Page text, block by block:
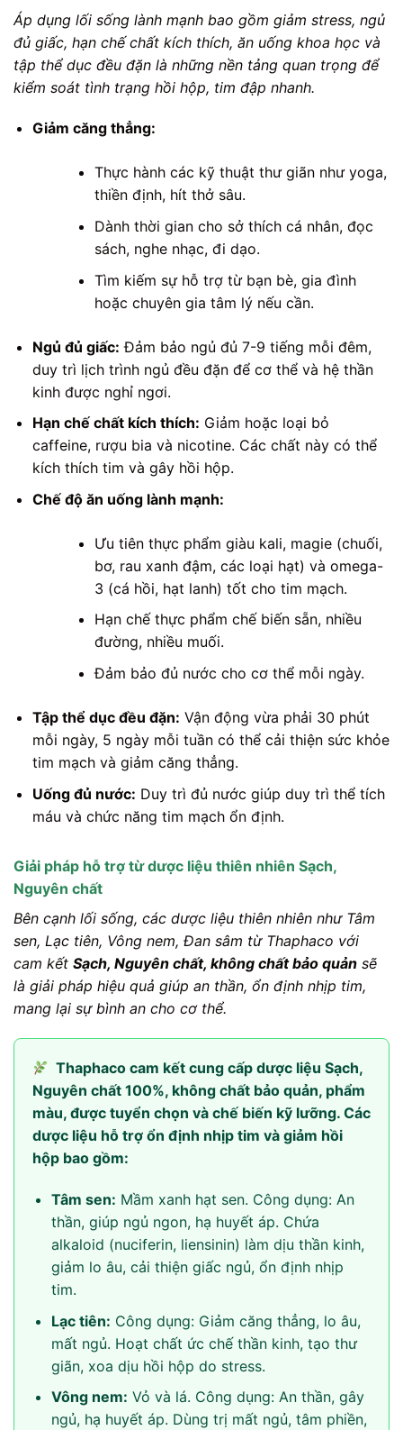
Áp dụng lối sống lành mạnh bao gồm giảm stress, ngủ
đủ giấc, hạn chế chất kích thích, ăn uống khoa học và
tập thể dục đều đặn là những nền tảng quan trọng để
kiểm soát tình trạng hồi hộp, tim đập nhanh.
Giảm căng thẳng:
Thực hành các kỹ thuật thư giãn như yoga,
thiền định, hít thở sâu.
Dành thời gian cho sở thích cá nhân, đọc
sách, nghe nhạc, đi dạo.
Tìm kiếm sự hỗ trợ từ bạn bè, gia đình
hoặc chuyên gia tâm lý nếu cần.
Ngủ đủ giấc: Đảm bảo ngủ đủ 7-9 tiếng mỗi đêm,
duy trì lịch trình ngủ đều đặn để cơ thể và hệ thần
kinh được nghỉ ngơi.
Hạn chế chất kích thích: Giảm hoặc loại bỏ
caffeine, rượu bia và nicotine. Các chất này có thể
kích thích tim và gây hồi hộp.
Chế độ ăn uống lành mạnh:
Ưu tiên thực phẩm giàu kali, magie (chuối,
bơ, rau xanh đậm, các loại hạt) và omega-
3 (cá hồi, hạt lanh) tốt cho tim mạch.
Hạn chế thực phẩm chế biến sẵn, nhiều
đường, nhiều muối.
Đảm bảo đủ nước cho cơ thể mỗi ngày.
Tập thể dục đều đặn: Vận động vừa phải 30 phút
mỗi ngày, 5 ngày mỗi tuần có thể cải thiện sức khỏe
tim mạch và giảm căng thẳng.
Uống đủ nước: Duy trì đủ nước giúp duy trì thể tích
máu và chức năng tim mạch ổn định.
Giải pháp hỗ trợ từ dược liệu thiên nhiên Sạch,
Nguyên chất
Bên cạnh lối sống, các dược liệu thiên nhiên như Tâm
sen, Lạc tiên, Vông nem, Đan sâm từ Thaphaco với
cam kết Sạch, Nguyên chất, không chất bảo quản sẽ
là giải pháp hiệu quả giúp an thần, ổn định nhịp tim,
mang lại sự bình an cho cơ thể.
Thaphaco cam kết cung cấp dược liệu Sạch,
Nguyên chất 100%, không chất bảo quản, phẩm
màu, được tuyển chọn và chế biến kỹ lưỡng. Các
dược liệu hỗ trợ ổn định nhịp tim và giảm hồi
hộp bao gồm:
Tâm sen: Mầm xanh hạt sen. Công dụng: An
thần, giúp ngủ ngon, hạ huyết áp. Chứa
alkaloid (nuciferin, liensinin) làm dịu thần kinh,
giảm lo âu, cải thiện giấc ngủ, ổn định nhịp
tim.
Lạc tiên: Công dụng: Giảm căng thẳng, lo âu,
mất ngủ. Hoạt chất ức chế thần kinh, tạo thư
giãn, xoa dịu hồi hộp do stress.
Vông nem: Vỏ và lá. Công dụng: An thần, gây
ngủ, hạ huyết áp. Dùng trị mất ngủ, tâm phiền,